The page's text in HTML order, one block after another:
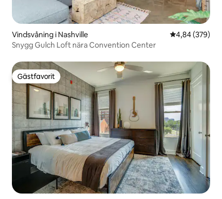
Vindsvåning i Nashville 4,84 av 5 i
4,84 (379)
Snygg Gulch Loft nära Convention Center
Gästfavorit
Gästfavorit